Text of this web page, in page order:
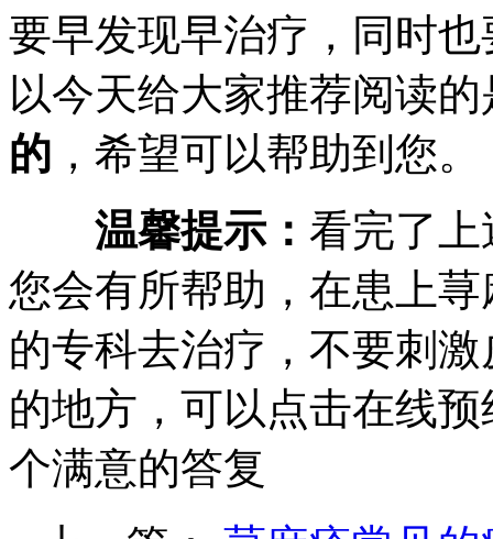
要早发现早治疗，同时
以今天给大家推荐阅读的
的 ，希望可以帮助到您。
温馨提示： 看完了
您会有所帮助，在患上
的专科去治疗，不要刺
的地方，可以点击在线
个满意的答复